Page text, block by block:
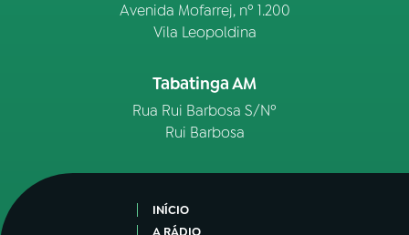
Avenida Mofarrej, nº 1.200
Vila Leopoldina
Tabatinga AM
Rua Rui Barbosa S/Nº
Rui Barbosa
INÍCIO
A RÁDIO